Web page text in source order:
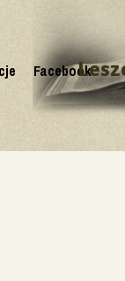
Facebook